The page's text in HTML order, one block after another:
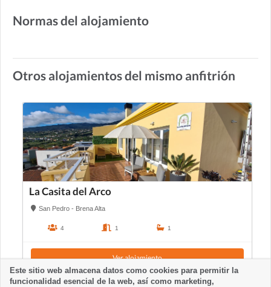
Normas del alojamiento
Otros alojamientos del mismo anfitrión
La Casita del Arco
San Pedro - Brena Alta
4 1 1
Ver alojamiento
Este sitio web almacena datos como cookies para permitir la
funcionalidad esencial de la web, así como marketing,